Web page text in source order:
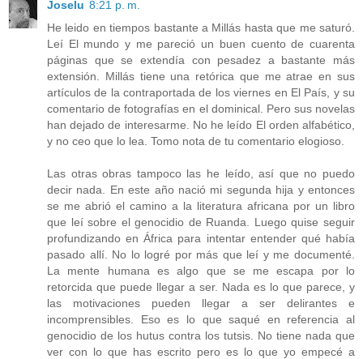
Joselu 8:21 p. m.
He leido en tiempos bastante a Millás hasta que me saturó.
Leí El mundo y me pareció un buen cuento de cuarenta
páginas que se extendía con pesadez a bastante más
extensión. Millás tiene una retórica que me atrae en sus
artículos de la contraportada de los viernes en El País, y su
comentario de fotografías en el dominical. Pero sus novelas
han dejado de interesarme. No he leído El orden alfabético,
y no ceo que lo lea. Tomo nota de tu comentario elogioso.
Las otras obras tampoco las he leído, así que no puedo
decir nada. En este año nació mi segunda hija y entonces
se me abrió el camino a la literatura africana por un libro
que leí sobre el genocidio de Ruanda. Luego quise seguir
profundizando en África para intentar entender qué había
pasado allí. No lo logré por más que leí y me documenté.
La mente humana es algo que se me escapa por lo
retorcida que puede llegar a ser. Nada es lo que parece, y
las motivaciones pueden llegar a ser delirantes e
incomprensibles. Eso es lo que saqué en referencia al
genocidio de los hutus contra los tutsis. No tiene nada que
ver con lo que has escrito pero es lo que yo empecé a